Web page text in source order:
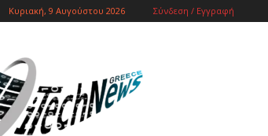
Κυριακή, 9 Αυγούστου 2026 Σύνδεση / Εγγραφή